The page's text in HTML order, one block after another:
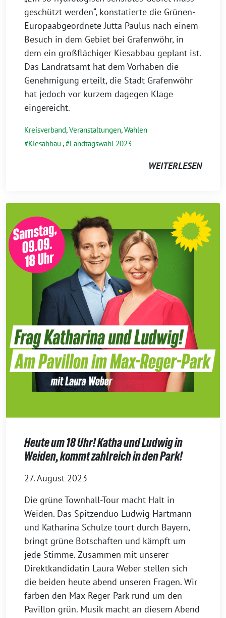
geschützt werden“, konstatierte die Grünen-
Europaabgeordnete Jutta Paulus nach einem
Besuch in dem Gebiet bei Grafenwöhr, in
dem ein großflächiger Kiesabbau geplant ist.
Das Landratsamt hat dem Vorhaben die
Genehmigung erteilt, die Stadt Grafenwöhr
hat jedoch vor kurzem dagegen Klage
eingereicht.
Kreisverband,Veranstaltungen,Wahlen
Kiesabbau , Landtagswahl 2023
WEITERLESEN
Heute um 18 Uhr! Katha und Ludwig in
Weiden, kommt zahlreich in den Park!
27. August 2023
Die grüne Townhall-Tour macht Halt in
Weiden. Das Spitzenduo Ludwig Hartmann
und Katharina Schulze tourt durch Bayern,
bringt grüne Botschaften und kämpft um
jede Stimme. Zusammen mit unserer
Direktkandidatin Laura Weber stellen sich
die beiden heute abend unseren Fragen. Wir
färben den Max-Reger-Park rund um den
Pavillon grün. Musik macht an diesem Abend